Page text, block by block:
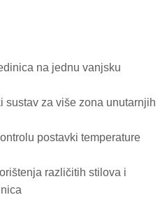
na jednu vanjsku
za više zona unutarnjih
postavki temperature
različitih stilova i